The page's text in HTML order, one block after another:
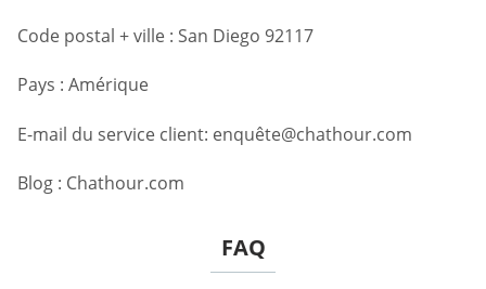
Code postal + ville : San Diego 92117
Pays : Amérique
E-mail du service client: enquête@chathour.com
Blog : Chathour.com
FAQ